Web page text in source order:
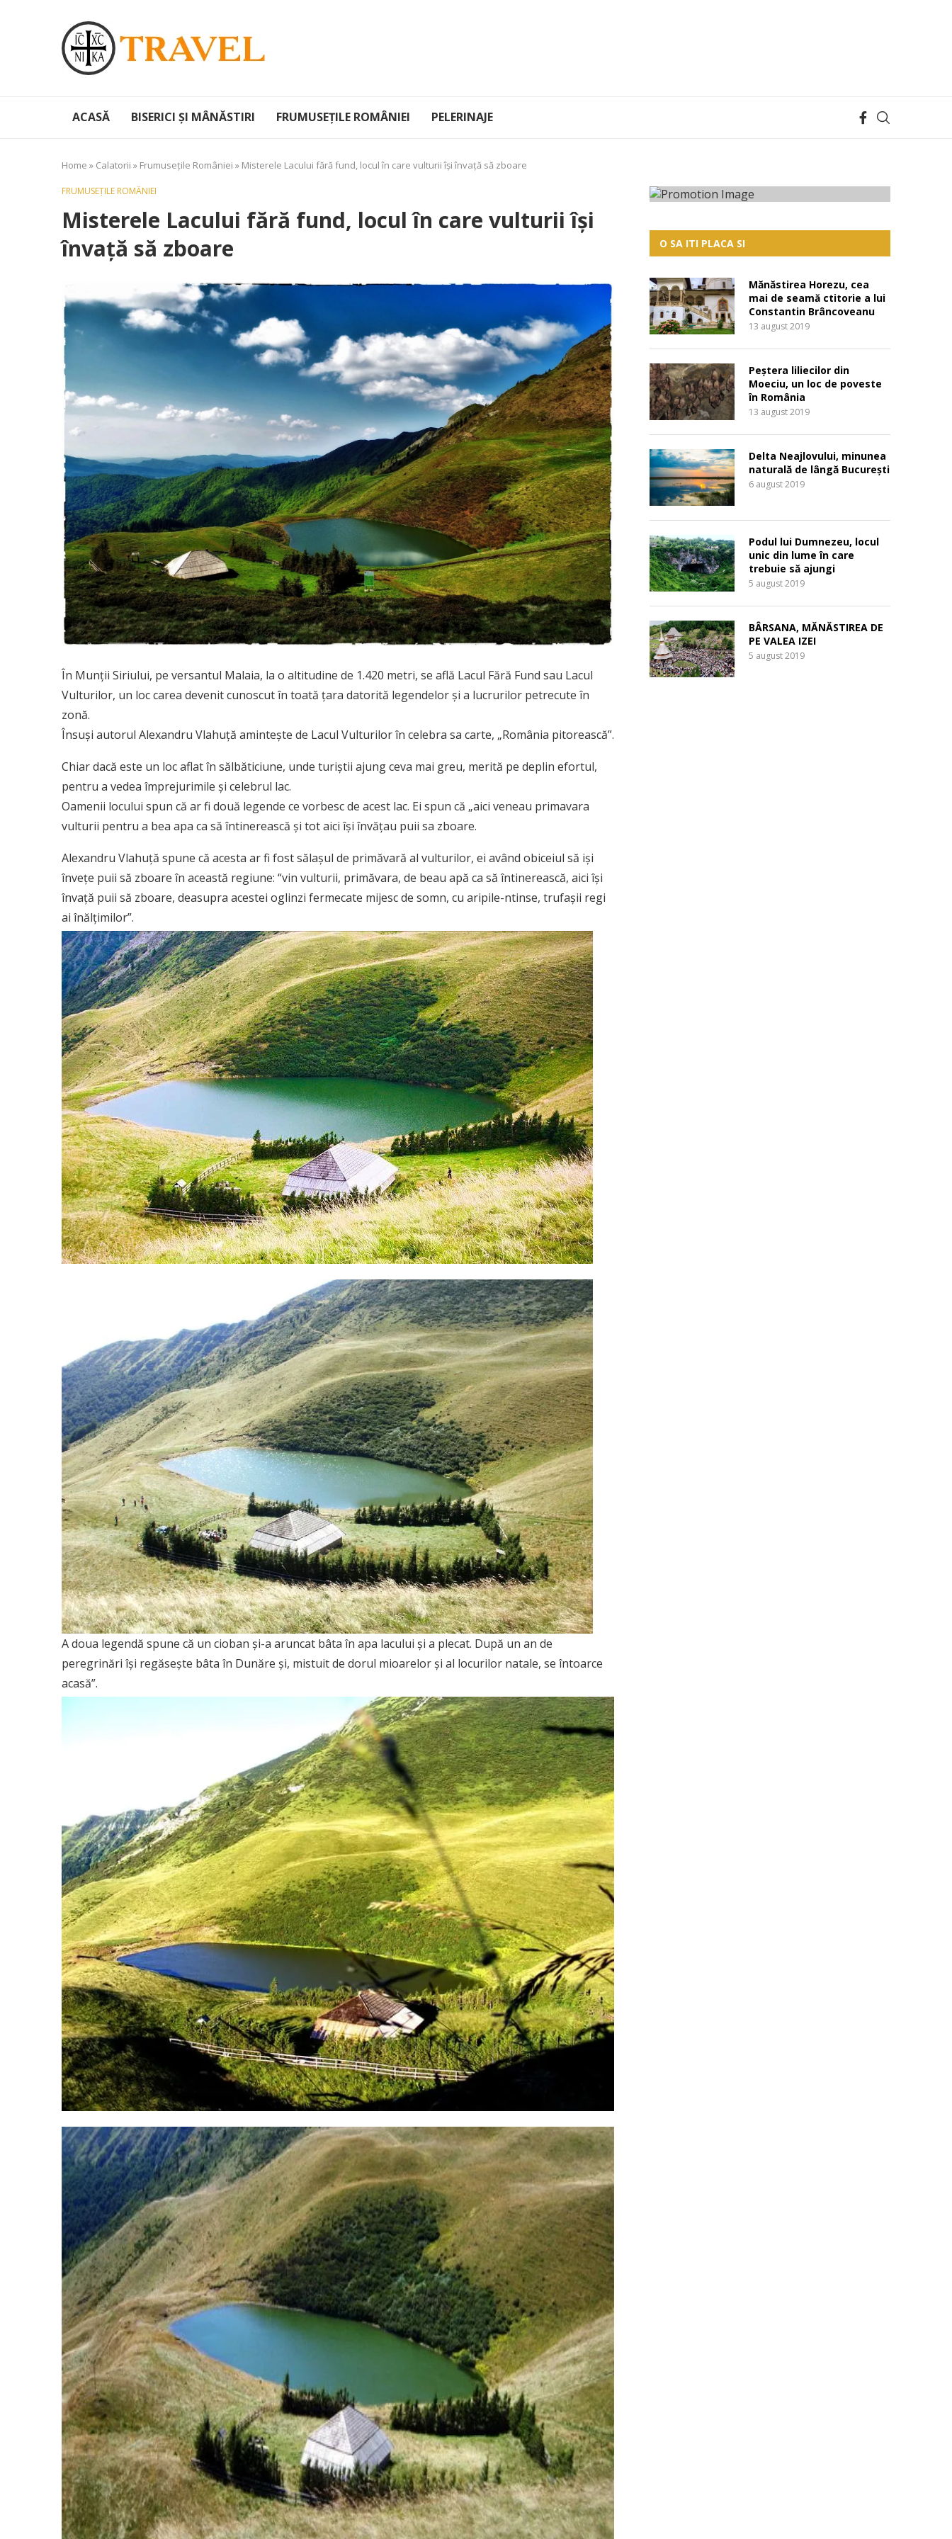
ACASĂ BISERICI ȘI MÂNĂSTIRI FRUMUSEȚILE ROMÂNIEI PELERINAJE
Home » Calatorii » Frumusețile României » Misterele Lacului fără fund, locul în care vulturii își învață să zboare
FRUMUSEȚILE ROMÂNIEI
Misterele Lacului fără fund, locul în care vulturii își
învață să zboare
În Munţii Siriului, pe versantul Malaia, la o altitudine de 1.420 metri, se află Lacul Fără Fund sau Lacul
Vulturilor, un loc carea devenit cunoscut în toată țara datorită legendelor și a lucrurilor petrecute în
zonă.
Însuși autorul Alexandru Vlahuță amintește de Lacul Vulturilor în celebra sa carte, „România pitorească”.
Chiar dacă este un loc aflat în sălbăticiune, unde turiștii ajung ceva mai greu, merită pe deplin efortul,
pentru a vedea împrejurimile și celebrul lac.
Oamenii locului spun că ar fi două legende ce vorbesc de acest lac. Ei spun că „aici veneau primavara
vulturii pentru a bea apa ca să întinerească şi tot aici îşi învăţau puii sa zboare.
Alexandru Vlahuţă spune că acesta ar fi fost sălaşul de primăvară al vulturilor, ei având obiceiul să işi
înveţe puii să zboare în această regiune: “vin vulturii, primăvara, de beau apă ca să întinerească, aici îşi
învaţă puii să zboare, deasupra acestei oglinzi fermecate mijesc de somn, cu aripile-ntinse, trufaşii regi
ai înălţimilor”.
A doua legendă spune că un cioban şi-a aruncat bâta în apa lacului şi a plecat. După un an de
peregrinări îşi regăseşte bâta în Dunăre şi, mistuit de dorul mioarelor şi al locurilor natale, se întoarce
acasă”.
O SA ITI PLACA SI
Mănăstirea Horezu, cea
mai de seamă ctitorie a lui
Constantin Brâncoveanu
13 august 2019
Peștera liliecilor din
Moeciu, un loc de poveste
în România
13 august 2019
Delta Neajlovului, minunea
naturală de lângă București
6 august 2019
Podul lui Dumnezeu, locul
unic din lume în care
trebuie să ajungi
5 august 2019
BÂRSANA, MĂNĂSTIREA DE
PE VALEA IZEI
5 august 2019